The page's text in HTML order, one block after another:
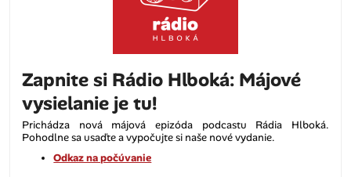
Zapnite si Rádio Hlboká: Májové
vysielanie je tu!
Prichádza nová májová epizóda podcastu Rádia Hlboká.
Pohodlne sa usaďte a vypočujte si naše nové vydanie.
Odkaz na počúvanie